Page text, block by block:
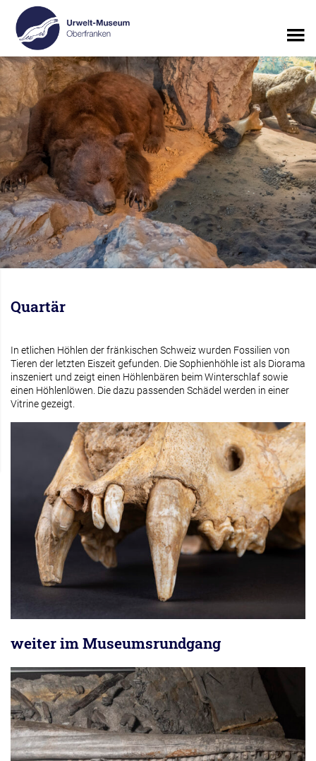
Quartär
In etlichen Höhlen der fränkischen Schweiz wurden Fossilien von
Tieren der letzten Eiszeit gefunden. Die Sophienhöhle ist als Diorama
inszeniert und zeigt einen Höhlenbären beim Winterschlaf sowie
einen Höhlenlöwen. Die dazu passenden Schädel werden in einer
Vitrine gezeigt.
weiter im Museumsrundgang